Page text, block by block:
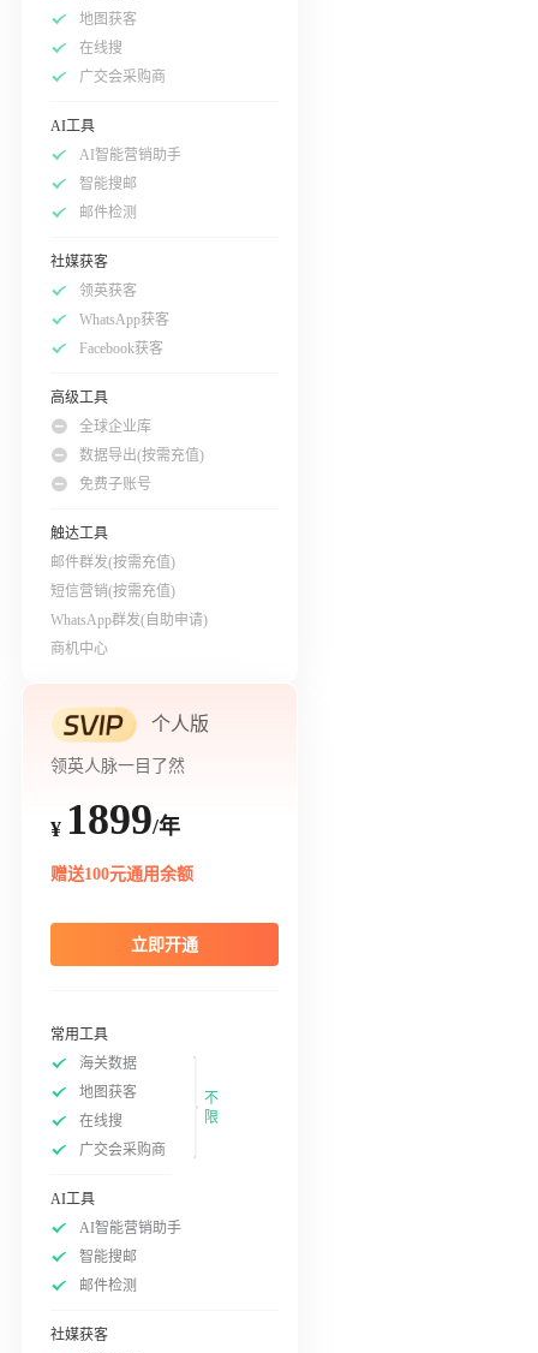
地图获客
在线搜
广交会采购商
AI工具
AI智能营销助手
智能搜邮
邮件检测
社媒获客
领英获客
WhatsApp获客
Facebook获客
高级工具
全球企业库
数据导出(按需充值)
免费子账号
触达工具
邮件群发(按需充值)
短信营销(按需充值)
WhatsApp群发(自助申请)
商机中心
个人版
领英人脉一目了然
¥ 1899/年
赠送100元通用余额
立即开通
常用工具
海关数据
地图获客
在线搜
广交会采购商
不
限
AI工具
AI智能营销助手
智能搜邮
邮件检测
社媒获客